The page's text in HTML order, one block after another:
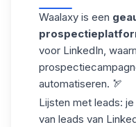
Waalaxy is een
voor LinkedIn,
automatiseren. 🏹
Lijsten met leads:
van leads van